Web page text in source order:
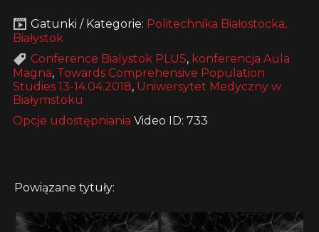
Gatunki / Kategorie: Politechnika Białostocka,
Białystok
Conference Bialystok PLUS, konferencja Aula
Magna, Towards Comprehensive Population
Studies 13-14.04.2018, Uniwersytet Medyczny w
Białymstoku
Opcje udostępniania Video ID: 733
Powiązane tytuły: